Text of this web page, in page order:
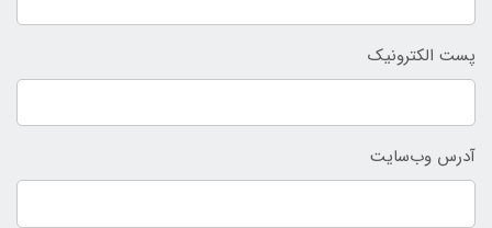
پست الکترونیک
آدرس وب‌سایت